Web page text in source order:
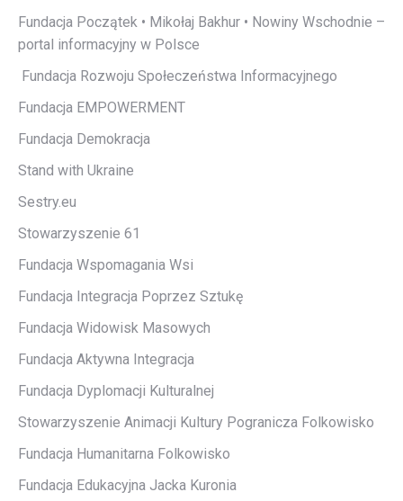
Fundacja Początek • Mikołaj Bakhur • Nowiny Wschodnie –
portal informacyjny w Polsce
Fundacja Rozwoju Społeczeństwa Informacyjnego
Fundacja EMPOWERMENT
Fundacja Demokracja
Stand with Ukraine
Sestry.eu
Stowarzyszenie 61
Fundacja Wspomagania Wsi
Fundacja Integracja Poprzez Sztukę
Fundacja Widowisk Masowych
Fundacja Aktywna Integracja
Fundacja Dyplomacji Kulturalnej
Stowarzyszenie Animacji Kultury Pogranicza Folkowisko
Fundacja Humanitarna Folkowisko
Fundacja Edukacyjna Jacka Kuronia